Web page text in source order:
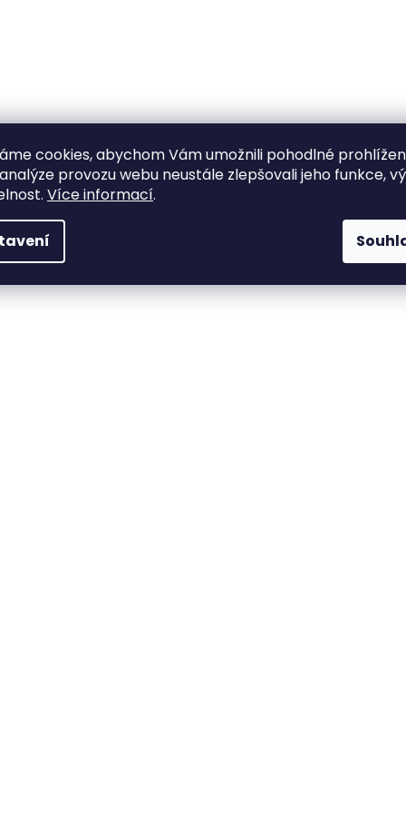
cookies, abychom Vám umožnili pohodlné
provozu webu neustále zlepšovali jeho funkce,
Více informací.